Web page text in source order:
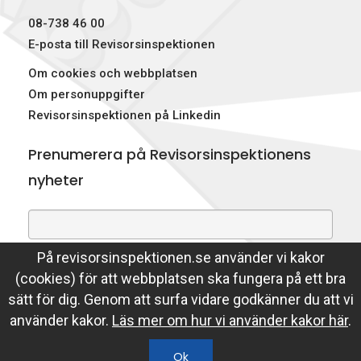
På revisorsinspektionen.se använder vi kakor
(cookies) för att webbplatsen ska fungera på ett bra
sätt för dig. Genom att surfa vidare godkänner du att vi
använder kakor. Läs mer om hur vi använder kakor här.
08-738 46 00
E-posta till Revisorsinspektionen
Om cookies och webbplatsen
Om personuppgifter
Revisorsinspektionen på Linkedin
Prenumerera på Revisorsinspektionens
nyheter
Genom att prenumerera på nyheter godkänner du att
Revisorsinspektionen lagrar din e-postadress.
Läs mer